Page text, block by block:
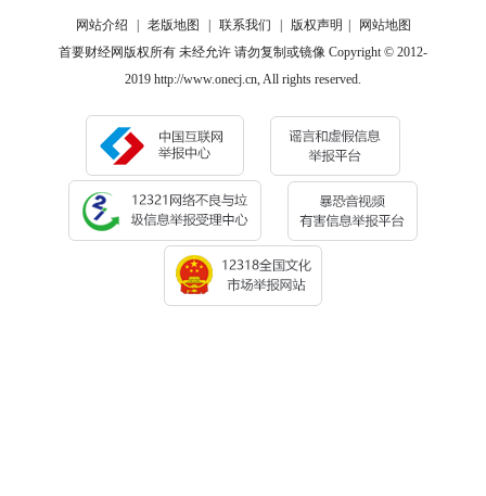
网站介绍 老版地图 联系我们 版权声明
网站地图
首要财经网版权所有 未经允许 请勿复制或镜像 Copyright © 2012-
2019 http://www.onecj.cn, All rights reserved.